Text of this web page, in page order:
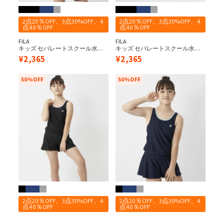
2点20％OFF、3点30%OFF、4
点40％OFF
FILA
キッズ セパレートスクール水着/
ネイビー×サックス
¥2,365
2点20％OFF、3点30%OFF、4
点40％OFF
FILA
キッズ セパレートスクール水着/
ネイビー×ホワイト
¥2,365
2点20％OFF、3点30%OFF、4
点40％OFF
50%OFF
2点20％OFF、3点30%OFF、4
点40％OFF
50%OFF